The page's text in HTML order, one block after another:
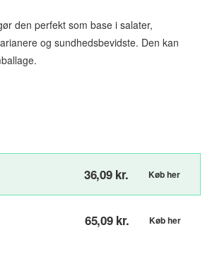
den perfekt som base i salater,
og sundhedsbevidste. Den kan
36,09 kr. Køb her
65,09 kr. Køb her